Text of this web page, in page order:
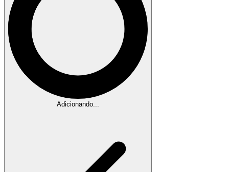
Adicionando...